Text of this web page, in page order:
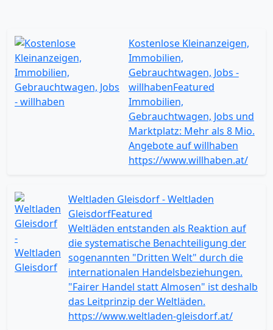
Kostenlose Kleinanzeigen,
Immobilien,
Gebrauchtwagen, Jobs -
willhabenFeatured
Immobilien,
Gebrauchtwagen, Jobs und
Marktplatz: Mehr als 8 Mio.
Angebote auf willhaben
https://www.willhaben.at/
Weltladen Gleisdorf - Weltladen
GleisdorfFeatured
Weltläden entstanden als Reaktion auf
die systematische Benachteiligung der
sogenannten "Dritten Welt" durch die
internationalen Handelsbeziehungen.
"Fairer Handel statt Almosen" ist deshalb
das Leitprinzip der Weltläden.
https://www.weltladen-gleisdorf.at/